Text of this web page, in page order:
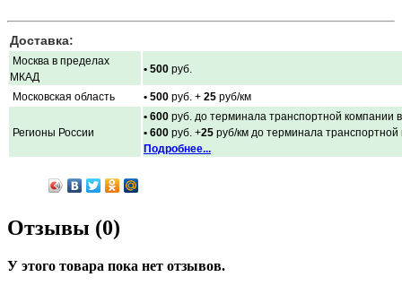
Доставка:
Москва в пределах
МКАД
• 500 руб.
Московская область • 500 руб. + 25 руб/км
Регионы России
• 600 руб. до терминала транспортной компании
• 600 руб. +25 руб/км до терминала
Подробнее...
Отзывы (0)
У этого товара пока нет отзывов.